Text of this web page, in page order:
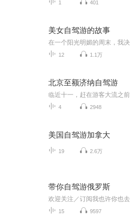
1 401
美女自驾游的故事
12 1.1万
北京至额济纳自驾游
4 2948
美国自驾游加拿大
19 2.6万
带你自驾游俄罗斯
15 9597